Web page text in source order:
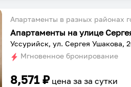
Апартаменты в разных районах
Апартаменты на улице
Уссурийск, ул. Сергея Ушакова,
Мгновенное бронирование
8,571₽ цена заза сутки